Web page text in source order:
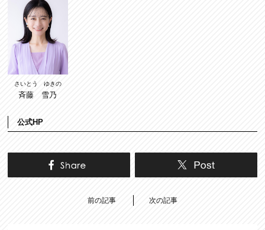
さいとう ゆきの
斉藤 雪乃
公式HP
前の記事 次の記事